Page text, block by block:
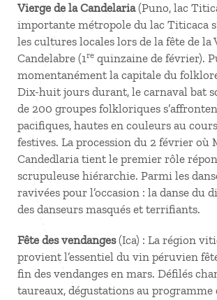
Vierge de la Candelaria(Puno, lac
importante métropole du lac Titicaca
les cultures locales lors de la fête de la
Candelabre (1re quinzaine de février).
momentanément la capitale du
Dix-huit jours durant, le carnaval bat
de 200 groupes folkloriques
pacifiques, hautes en couleurs au
festives. La procession du 2 février où
Candedlaria tient le premier rôle
scrupuleuse hiérarchie. Parmi les
ravivées pour l’occasion : la danse du
des danseurs masqués et terrifiants.
Fête des vendanges(Ica) : La région
provient l’essentiel du vin péruvien
fin des vendanges en mars. Défilés
taureaux, dégustations au programme